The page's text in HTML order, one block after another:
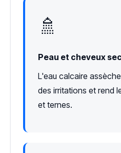
🚿
Peau et cheveux
L'eau calcaire
des irritations et rend
et ternes.